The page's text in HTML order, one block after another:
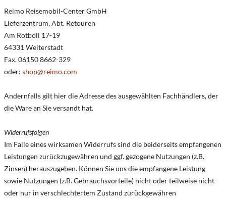
Reimo Reisemobil-Center GmbH
Lieferzentrum, Abt. Retouren
Am Rotböll 17-19
64331 Weiterstadt
Fax. 06150 8662-329
oder: shop@reimo.com
Andernfalls gilt hier die Adresse des ausgewählten Fachhändlers, der
die Ware an Sie versandt hat.
Widerrufsfolgen
Im Falle eines wirksamen Widerrufs sind die beiderseits empfangenen
Leistungen zurückzugewähren und ggf. gezogene Nutzungen (z.B.
Zinsen) herauszugeben. Können Sie uns die empfangene Leistung
sowie Nutzungen (z.B. Gebrauchsvorteile) nicht oder teilweise nicht
oder nur in verschlechtertem Zustand zurückgewähren